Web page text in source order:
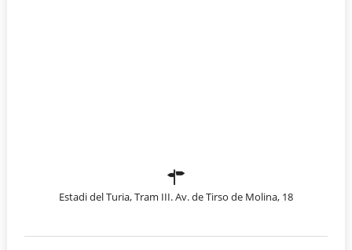
Estadi del Turia, Tram III. Av. de Tirso de Molina, 18